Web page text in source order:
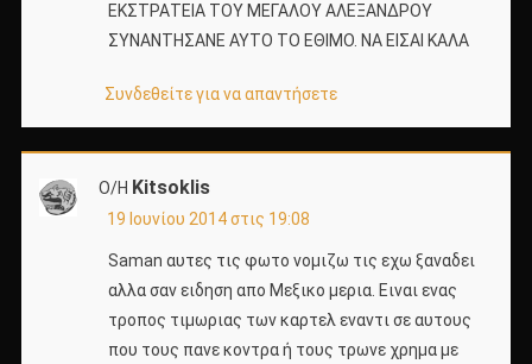
ΕΚΣΤΡΑΤΕΙΑ ΤΟΥ ΜΕΓΑΛΟΥ ΑΛΕΞΑΝΔΡΟΥ
ΣΥΝΑΝΤΗΣΑΝΕ ΑΥΤΟ ΤΟ ΕΘΙΜΟ. ΝΑ ΕΙΣΑΙ ΚΑΛΑ
Συνδεθείτε για να απαντήσετε
Ο/Η Kitsoklis
19 Ιουνίου 2014 στις 19:08
Saman αυτες τις φωτο νομιζω τις εχω ξαναδει
αλλα σαν ειδηση απο Μεξικο μερια. Ειναι ενας
τροπος τιμωριας των καρτελ εναντι σε αυτους
που τους πανε κοντρα ή τους τρωνε χρημα με